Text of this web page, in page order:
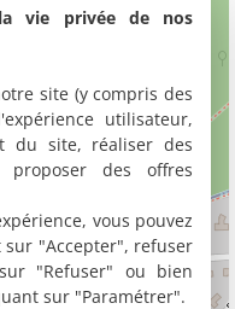
vie privée de nos
site (y compris des
utilisateur,
du site, réaliser des
proposer des offres
vous pouvez
sur "Accepter", refuser
"Refuser" ou bien
sur "Paramétrer".